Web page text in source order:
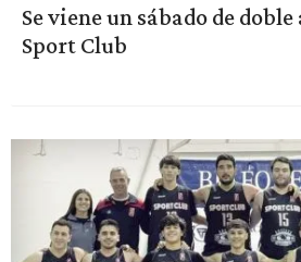
Se viene un sábado de
Sport Club